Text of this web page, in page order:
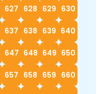
627 628 629 630
637 638 639 640
647 648 649 650
657 658 659 660